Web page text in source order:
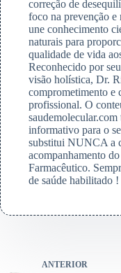
correção de
foco na prevenção e
une conhecimento
naturais para
qualidade de vida
Reconhecido por
visão holística, Dr.
comprometimento e
profissional. O
saudemolecular.com
informativo para o
substitui NUNCA a
acompanhamento
Farmacêutico.
de saúde habilitado !
ANTERIOR